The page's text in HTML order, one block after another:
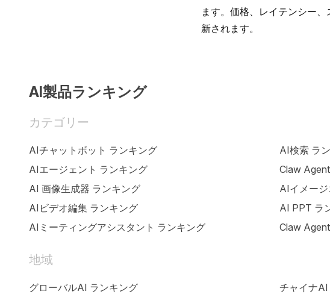
ます。価格、レイテンシー
新されます。
AI製品ランキング
カテゴリー
AIチャットボット ランキング AI検索 ラ
AIエージェント ランキング
Claw
AI 画像生成器 ランキング
AIイメー
AIビデオ編集 ランキング
AI PPT ラ
AIミーティングアシスタント ランキング
Claw
地域
グローバルAI ランキング チャイナ